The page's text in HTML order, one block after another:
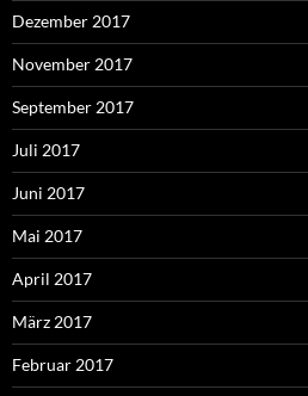
Dezember 2017
November 2017
September 2017
Juli 2017
Juni 2017
Mai 2017
April 2017
März 2017
Februar 2017